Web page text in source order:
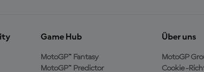
Game Hub
MotoGP™ Fantasy
MotoGP™ Predictor
Über uns
MotoGP
Cookie-